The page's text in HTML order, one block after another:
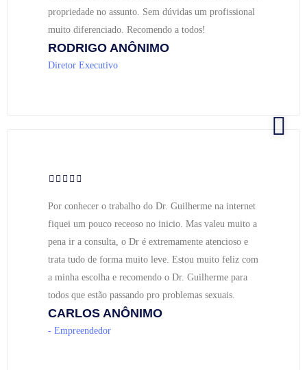
propriedade no assunto. Sem dúvidas um profissional
muito diferenciado. Recomendo a todos!
RODRIGO ANÔNIMO
Diretor Executivo
Por conhecer o trabalho do Dr. Guilherme na internet
fiquei um pouco receoso no inicio. Mas valeu muito a
pena ir a consulta, o Dr é extremamente atencioso e
trata tudo de forma muito leve. Estou muito feliz com
a minha escolha e recomendo o Dr. Guilherme para
todos que estão passando pro problemas sexuais.
CARLOS ANÔNIMO
- Empreendedor